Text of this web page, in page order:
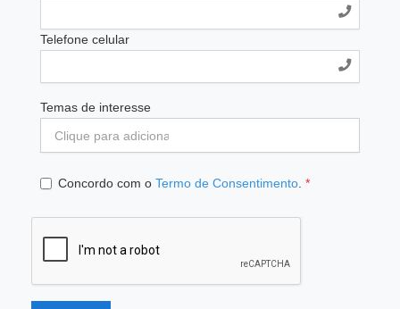
Telefone celular
Temas de interesse
Concordo com o Termo de Consentimento *